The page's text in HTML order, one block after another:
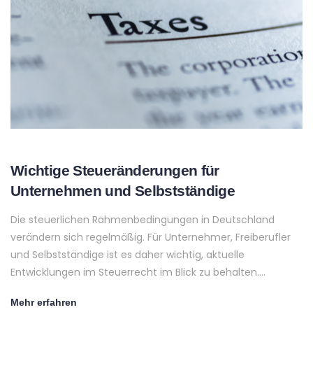
Wichtige Steueränderungen für
Unternehmen und Selbstständige
Die steuerlichen Rahmenbedingungen in Deutschland
verändern sich regelmäßig. Für Unternehmer, Freiberufler
und Selbstständige ist es daher wichtig, aktuelle
Entwicklungen im Steuerrecht im Blick zu behalten.…
Mehr erfahren